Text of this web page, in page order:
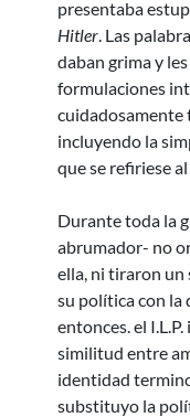
presentaba
Hitler. Las
daban grima y
formulaciones
cuidadosamente
incluyendo la
que se refiriese
Durante toda la
abrumador- no
ella, ni tiraron un
su política con la
entonces. el
similitud entre
identidad
substituyo la